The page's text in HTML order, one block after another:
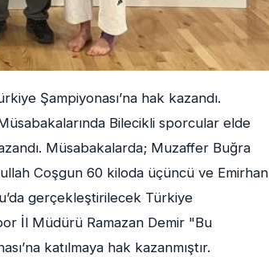
Şampiyonası’na hak kazandı.
Bilecikli sporcular elde
Müsabakalarda; Muzaffer Buğra
Coşgun 60 kiloda üçüncü ve Emirhan
gerçekleştirilecek Türkiye
İl Müdürü Ramazan Demir "Bu
katılmaya hak kazanmıştır.